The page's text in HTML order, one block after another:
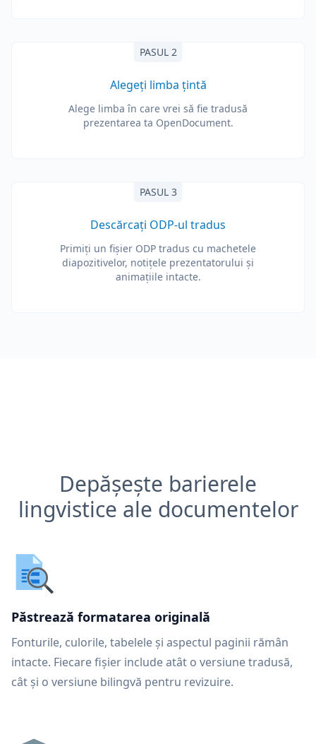
PASUL 2
Alegeți limba țintă
Alege limba în care vrei să fie tradusă
prezentarea ta OpenDocument.
PASUL 3
Descărcați ODP-ul tradus
Primiți un fișier ODP tradus cu machetele
diapozitivelor, notițele prezentatorului și
animațiile intacte.
Depășește barierele
lingvistice ale documentelor
Păstrează formatarea originală
Fonturile, culorile, tabelele și aspectul paginii rămân
intacte. Fiecare fișier include atât o versiune tradusă,
cât și o versiune bilingvă pentru revizuire.